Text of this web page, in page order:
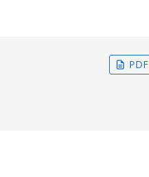
description PDF